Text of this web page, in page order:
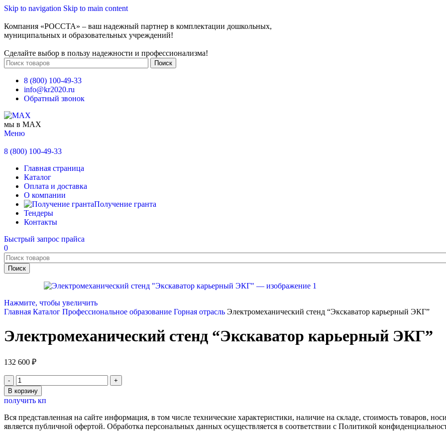
Skip to navigation Skip to main content
Компания «РОССТА» – ваш надежный партнер в комплектации дошкольных,
муниципальных и образовательных учреждений!
Сделайте выбор в пользу надежности и профессионализма!
Поиск
8 (800) 100-49-33
info@kr2020.ru
Обратный звонок
мы в MAX
Меню
8 (800) 100-49-33
Главная страница
Каталог
Оплата и доставка
О компании
Получение гранта
Тендеры
Контакты
Быстрый запрос прайса
0
Поиск
Нажмите, чтобы увеличить
Главная Каталог Профессиональное образование Горная отрасль Электромеханический стенд “Экскаватор карьерный ЭКГ”
Электромеханический стенд “Экскаватор карьерный ЭКГ”
132 600 ₽
Количество
товара
Электромеханический
стенд
"Экскаватор
карьерный
В корзину
получить кп
Вся представленная на сайте информация, в том числе технические характеристики, наличие на складе, стоимость товаров,
является публичной офертой. Обработка персональных данных осуществляется в соответствии с Политикой